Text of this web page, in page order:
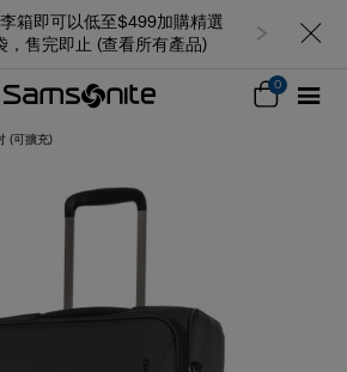
箱即可以低至$499加購精選
，售完即止 (查看所有產品)
0
(可擴充)